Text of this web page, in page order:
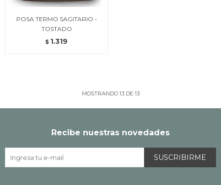
POSA TERMO SAGITARIO -
TOSTADO
$ 1.319
MOSTRANDO 13DE 13
Recibe nuestras novedades
SUSCRIBIRME